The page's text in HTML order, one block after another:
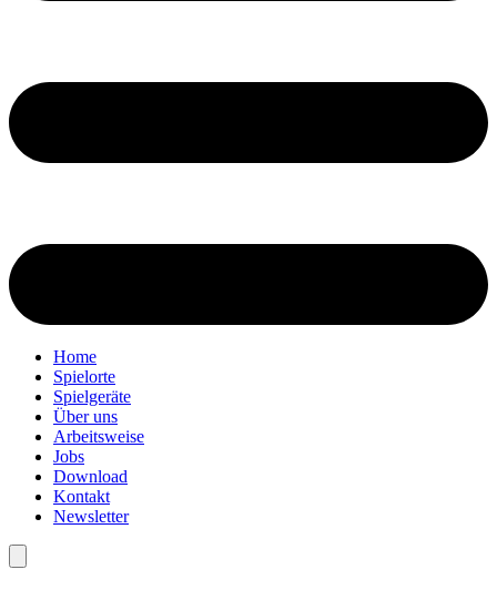
Home
Spielorte
Spielgeräte
Über uns
Arbeitsweise
Jobs
Download
Kontakt
Newsletter